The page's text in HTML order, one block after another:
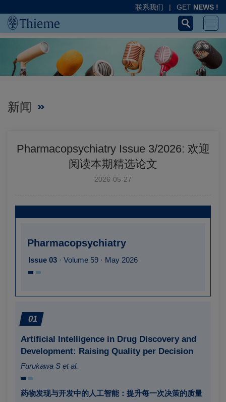
联系我们 | GET NEWS !
新闻
Pharmacopsychiatry Issue 3/2026: 欢迎
阅读本期精选论文
2026-05-27
Pharmacopsychiatry
Issue 03 · Volume 59 · May 2026
01
Artificial Intelligence in Drug Discovery and
Development: Raising Quality per Decision
Furukawa S et al.
药物发现与开发中的人工智能：提升每一次决策的质量